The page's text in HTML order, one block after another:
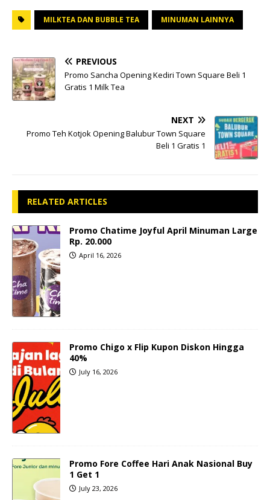
MILKTEA DAN BUBBLE TEA MINUMAN LAINNYA
PREVIOUS
Promo Sancha Opening Kediri Town Square Beli 1
Gratis 1 Milk Tea
NEXT
Promo Teh Kotjok Opening Balubur Town Square
Beli 1 Gratis 1
RELATED ARTICLES
Promo Chatime Joyful April Minuman Large
Rp. 20.000
April 16, 2026
Promo Chigo x Flip Kupon Diskon Hingga
40%
July 16, 2026
Promo Fore Coffee Hari Anak Nasional Buy
1 Get 1
July 23, 2026